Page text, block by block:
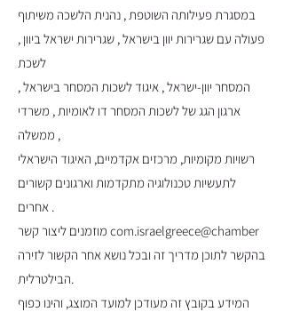
במסגרת פעילותה השוטפת , נהנית הלשכה משיתוף
פעולה עם שגרירות יוון בישראל , שגרירות ישראל ביוון ,
לשכת
המסחר יוון-ישראל , איגוד לשכות המסחר בישראל ,
ארגון הגג של לשכות המסחר דו לאומיות , משרדי
ממשלה ,
רשויות מקומיות, מרכזים אקדמיים, האיגוד הישראלי
לתעשיות טכנולוגיה מתקדמות וארגונים קשורים
אחרים .
מוזמנים ליצור קשר com.israelgreece@chamber
בהקשר לתוכן מדריך זה ובכל נושא אחר הקשור לזירה
הבילטרלית.
המידע בקובץ זה מעודכן למועד המוצג, והינו כפוף